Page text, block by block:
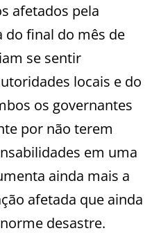
afetados pela
do final do mês de
se sentir
locais e do
os governantes
por não terem
em uma
ainda mais a
afetada que ainda
desastre.